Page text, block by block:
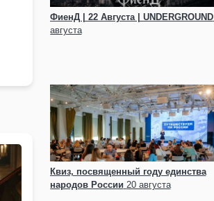
ФиенД | 22 Августа | UNDERGROUND
августа
Квиз, посвященный году единства
народов России 20 августа